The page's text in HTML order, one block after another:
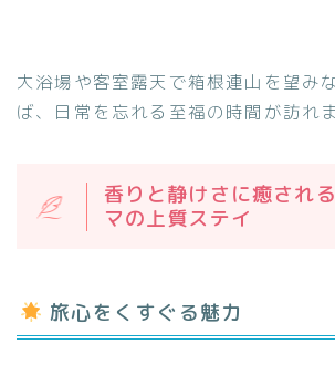
大浴場や客室露天で箱根連山を望み
ば、日常を忘れる至福の時間が訪れま
香りと静けさに癒され
マの上質ステイ
旅心をくすぐる魅力